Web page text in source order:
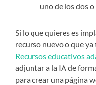
uno de los dos
Si lo que quieres es
recurso nuevo o que ya
Recursos educativos
adjuntar a la IA de
para crear una página